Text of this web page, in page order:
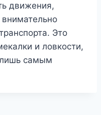
движения,
внимательно
Это
и ловкости,
лишь самым